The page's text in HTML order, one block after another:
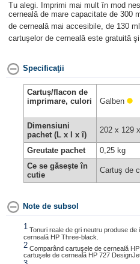
Tu alegi. Imprimi mai mult în mod
cerneală de mare capacitate de 300
de cerneală mai accesibile, de 130
cartuşelor de cerneală este gratuită
Specificaţii
Cartuș/flacon de
imprimare, culori
Galben
Dimensiuni
pachet (L x I x î)
202 x 129
Greutate pachet
0,25 kg
Ce se găseşte în
cutie
Cartuş de
Note de subsol
1 Tonuri reale de gri neutru produse
cerneală HP Three-black.
2 Comparând cartuşele de cerneală
cartuşele de cerneală HP 727 DesignJet